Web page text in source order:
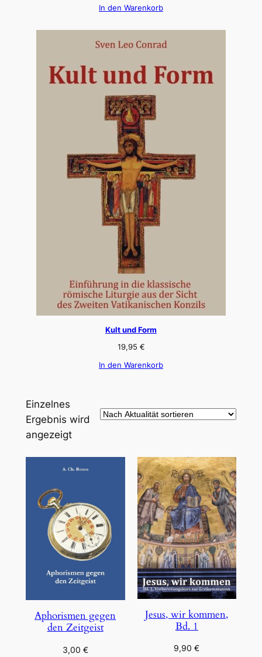
In den Warenkorb
Kult und Form
19,95 €
In den Warenkorb
Einzelnes
Ergebnis wird
angezeigt
Aphorismen gegen
den Zeitgeist
3,00 €
Jesus, wir kommen,
Bd. 1
9,90€